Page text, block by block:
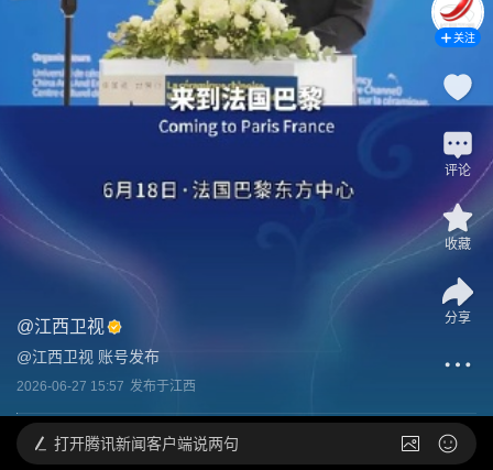
@江西卫视
@江西卫视 账号发布
2026-06-27 15:57 发布于江西
关注
评论
收藏
分享
打开腾讯新闻客户端说两句